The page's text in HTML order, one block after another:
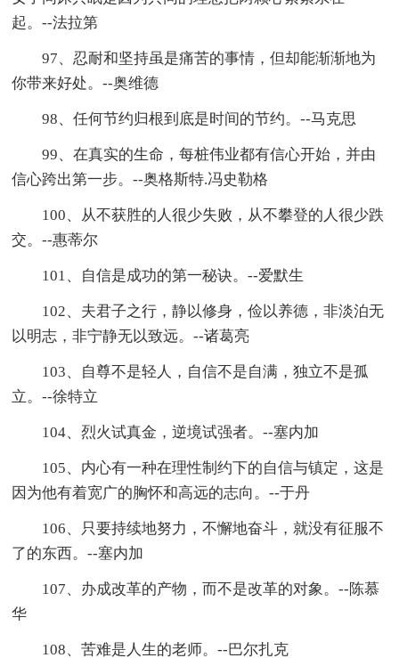
起。--法拉第
97、忍耐和坚持虽是痛苦的事情，但却能渐渐地为
你带来好处。--奥维德
98、任何节约归根到底是时间的节约。--马克思
99、在真实的生命，每桩伟业都有信心开始，并由
信心跨出第一步。--奥格斯特.冯史勒格
100、从不获胜的人很少失败，从不攀登的人很少跌
交。--惠蒂尔
101、自信是成功的第一秘诀。--爱默生
102、夫君子之行，静以修身，俭以养德，非淡泊无
以明志，非宁静无以致远。--诸葛亮
103、自尊不是轻人，自信不是自满，独立不是孤
立。--徐特立
104、烈火试真金，逆境试强者。--塞内加
105、内心有一种在理性制约下的自信与镇定，这是
因为他有着宽广的胸怀和高远的志向。--于丹
106、只要持续地努力，不懈地奋斗，就没有征服不
了的东西。--塞内加
107、办成改革的产物，而不是改革的对象。--陈慕
华
108、苦难是人生的老师。--巴尔扎克